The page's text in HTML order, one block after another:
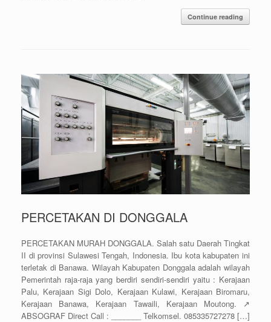
Continue reading
PERCETAKAN DI DONGGALA
PERCETAKAN MURAH DONGGALA. Salah satu Daerah Tingkat
II di provinsi Sulawesi Tengah, Indonesia. Ibu kota kabupaten ini
terletak di Banawa. Wilayah Kabupaten Donggala adalah wilayah
Pemerintah raja-raja yang berdiri sendiri-sendiri yaitu : Kerajaan
Palu, Kerajaan Sigi Dolo, Kerajaan Kulawi, Kerajaan Biromaru,
Kerajaan Banawa, Kerajaan Tawaili, Kerajaan Moutong. ↗️
ABSOGRAF Direct Call : _______ Telkomsel. 085335727278 […]